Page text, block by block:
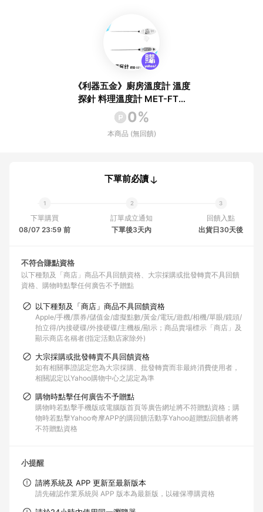
《利器五金》廚房溫度計 溫度
探針 料理溫度計 MET-FTN
電子溫度針 烘焙工具 麵糰發
酵 料理測溫
0%
本商品 (無回饋)
下單前必讀
下單購買
08/07 23:59 前
訂單成立通知
下單後3天內
回饋入點
出貨日30天後
不符合賺點資格
以下種類及「商店」商品不具回饋資格
大宗採購或批發轉賣不具回饋
資格
購物時點擊任何廣告不予贈點
以下種類及「商店」商品不具回饋資格
Apple/手機/票券/儲值金/虛擬點數/黃金/電玩/遊戲/相機/單眼/鏡頭/
拍立得/內接硬碟/外接硬碟/主機板/顯示；商品賣場標示「商店」及
顯示商店名稱者(指定活動店家除外)
大宗採購或批發轉賣不具回饋資格
如有相關事證認定您為大宗採購、批發轉賣而非最終消費使用者，
相關認定以Yahoo購物中心之認定為準
購物時點擊任何廣告不予贈點
購物時若點擊手機版或電腦版首頁等廣告網址將不符贈點資格；購
物時若點擊Yahoo奇摩APP的購回饋活動享Yahoo超贈點回饋者將
不符贈點資格
小提醒
請將系統及 APP 更新至最新版本
請先確認作業系統與 APP 版本為最新版，以確保導購資格